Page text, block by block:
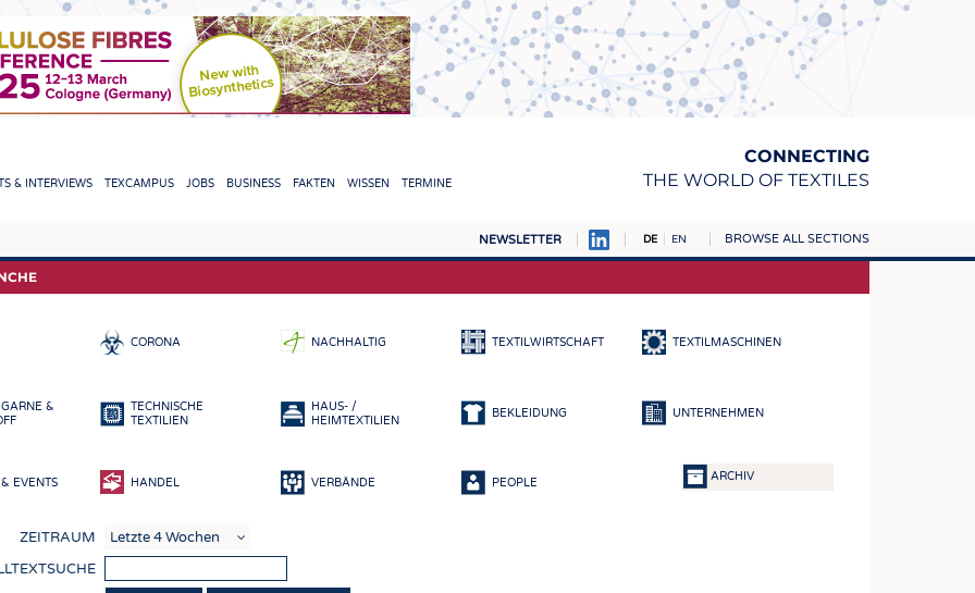
CONNECTING
THE WORLD OF TEXTILES
& INTERVIEWS TEXCAMPUS JOBS BUSINESS FAKTEN WISSEN TERMINE
NEWSLETTER DE EN BROWSE ALL SECTIONS
TEXTILE LEADERSHIP FASERN
GEWEBE
VLIESSTOFFE
CORONA NACHHALTIG TEXTILWIRTSCHAFT TEXTILMASCHINEN
&
TECHNISCHE
TEXTILIEN
HAUS- /
HEIMTEXTILIEN
BEKLEIDUNG UNTERNEHMEN
EVENTS HANDEL VERBÄNDE PEOPLE ARCHIV
ZEITRAUM